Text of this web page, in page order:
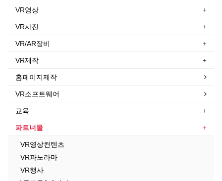
VR영상
VR사진
VR/AR장비
VR제작
홈페이지제작
VR소프트웨어
교육
파트너몰
VR영상컨텐츠
VR파노라마
VR행사